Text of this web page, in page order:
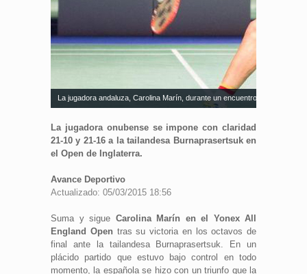
La jugadora andaluza, Carolina Marín, durante un encuentro. Fuente:
La jugadora onubense se impone con claridad
21-10 y 21-16 a la tailandesa Burnaprasertsuk en
el Open de Inglaterra.
Avance Deportivo
Actualizado: 05/03/2015 18:56
Suma y sigue Carolina Marín en el Yonex All
England Open tras su victoria en los octavos de
final ante la tailandesa Burnaprasertsuk. En un
plácido partido que estuvo bajo control en todo
momento, la española se hizo con un triunfo que la